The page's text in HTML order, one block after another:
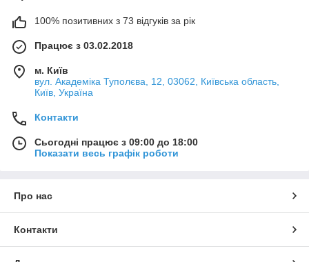
100% позитивних з 73 відгуків за рік
Працює з 03.02.2018
м. Київ
вул. Академіка Туполєва, 12, 03062, Київська область,
Київ, Україна
Контакти
Сьогодні працює з 09:00 до 18:00
Показати весь графік роботи
Про нас
Контакти